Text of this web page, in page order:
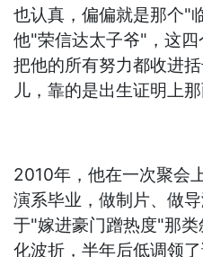
也认真，偏偏就是那个"
他"荣信达太子爷"，这
把他的所有努力都收进
儿，靠的是出生证明上那
2010年，他在一次聚会
演系毕业，做制片、做
于"嫁进豪门蹭热度"那
化波折，半年后低调领了